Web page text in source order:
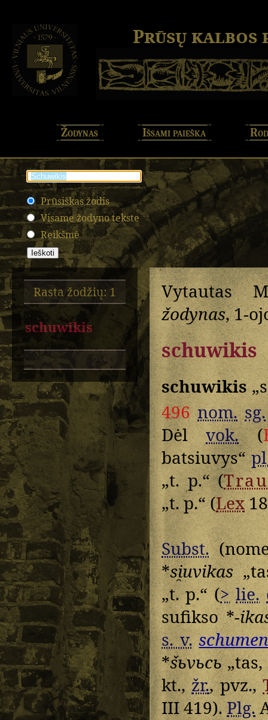
Prūsų kalbos
Žodynas Išsami paieška
Prūsiškas žodis
Visame žodyno tekste
Reikšmė
Rasta žodžių: 1
schuwikis
Vytautas
žodynas, 1-
schuwikis
schuwikis
496 nom. sg.
Dėlvok.(
batsiuvys“
„t. p.“ (
„t. p.“ (Lex
Subst.
*si̯uvikas
„t. p.“ (> lie.
sufikso *-
s. v.
*šьvьcь„tas,
kt.,žr., pvz.,
III 419).Plg.